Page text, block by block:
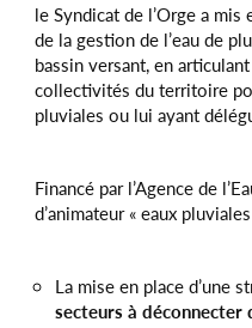
le Syndicat de l’Orge a
de la gestion de l’eau de
bassin versant, en
collectivités du territoire
pluviales ou lui ayant
Financé par l’Agence de
d’animateur « eaux
La mise en place d’une
secteurs à déconnecter